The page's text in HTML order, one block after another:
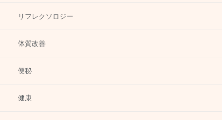
リフレクソロジー
体質改善
便秘
健康